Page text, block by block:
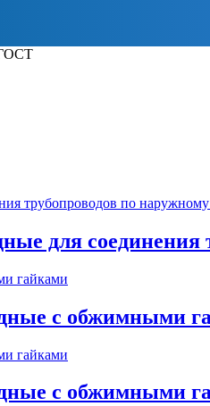
для соединения
с обжимными
с обжимными